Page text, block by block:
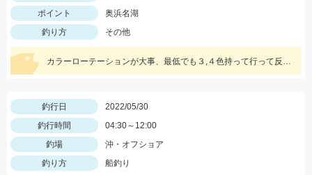
ポイント
奥浜名湖
釣り方
その他
カラーローテーションが大事、最低でも３,４色持って行って反応が鈍ったら色を変えてみよう。
釣行日
2022/05/30
釣行時間
04:30～12:00
釣場
沖・オフショア
釣り方
船釣り